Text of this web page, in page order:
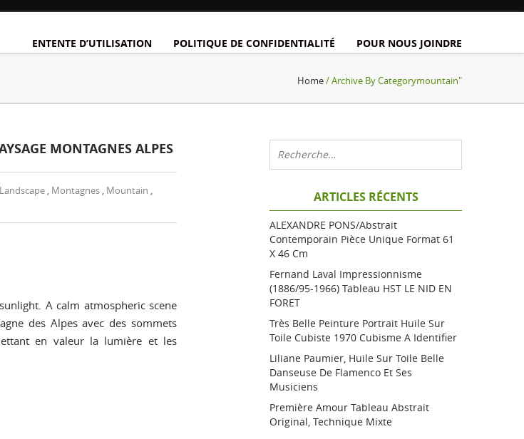
ENTENTE D’UTILISATION
POLITIQUE DE CONFIDENTIALITÉ POUR NOUS JOINDRE
Home/ Archive By Categorymountain"
MONTAGNES ALPES
Landscape , Montagnes , Mountain ,
A calm atmospheric scene
des Alpes avec des sommets
en valeur la lumière et les
ARTICLES RÉCENTS
ALEXANDRE PONS/Abstrait
Contemporain Pièce Unique Format 61
X 46 Cm
Fernand Laval Impressionnisme
(1886/95-1966) Tableau HST LE NID EN
FORET
Très Belle Peinture Portrait Huile Sur
Toile Cubiste 1970 Cubisme A Identifier
Liliane Paumier, Huile Sur Toile Belle
Danseuse De Flamenco Et Ses
Musiciens
Première Amour Tableau Abstrait
Original, Technique Mixte